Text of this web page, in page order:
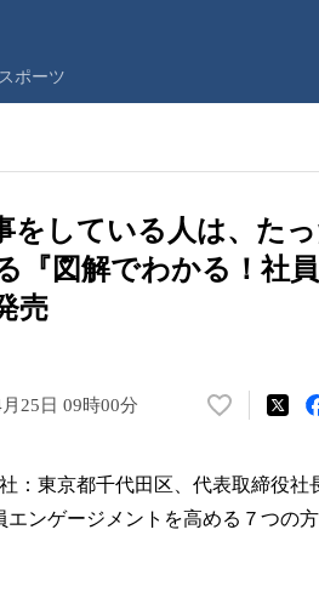
スポーツ
をしている人は、た
『図解でわかる！社
売
25日 09時00分
い
！
数
：東京都千代田区、代表取締役社
ンゲージメントを高める７つの